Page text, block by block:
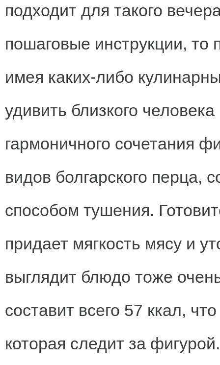
подходит для такого
пошаговые инструкции, то
имея каких-либо
удивить близкого
гармоничного сочетания
видов болгарского перца,
способом тушения.
придает мягкость мясу и
выглядит блюдо тоже
составит всего 57 ккал,
которая следит за